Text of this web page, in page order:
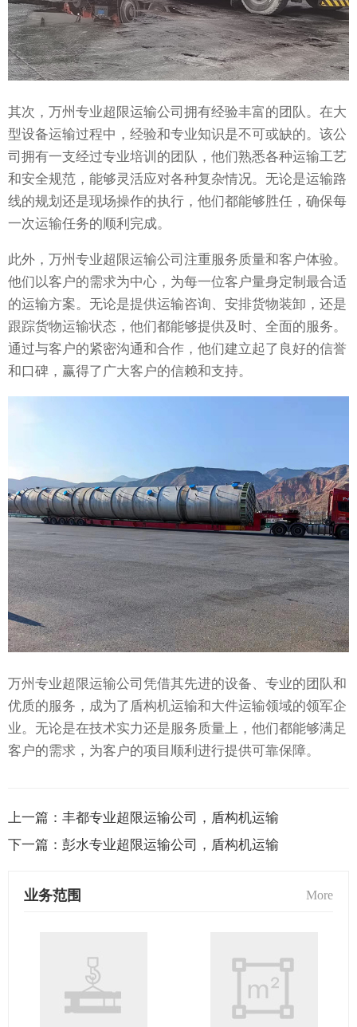
其次，万州专业超限运输公司拥有经验丰富的团队。在大
型设备运输过程中，经验和专业知识是不可或缺的。该公
司拥有一支经过专业培训的团队，他们熟悉各种运输工艺
和安全规范，能够灵活应对各种复杂情况。无论是运输路
线的规划还是现场操作的执行，他们都能够胜任，确保每
一次运输任务的顺利完成。
此外，万州专业超限运输公司注重服务质量和客户体验。
他们以客户的需求为中心，为每一位客户量身定制最合适
的运输方案。无论是提供运输咨询、安排货物装卸，还是
跟踪货物运输状态，他们都能够提供及时、全面的服务。
通过与客户的紧密沟通和合作，他们建立起了良好的信誉
和口碑，赢得了广大客户的信赖和支持。
万州专业超限运输公司凭借其先进的设备、专业的团队和
优质的服务，成为了盾构机运输和大件运输领域的领军企
业。无论是在技术实力还是服务质量上，他们都能够满足
客户的需求，为客户的项目顺利进行提供可靠保障。
上一篇： 丰都专业超限运输公司，盾构机运输
下一篇： 彭水专业超限运输公司，盾构机运输
业务范围 More